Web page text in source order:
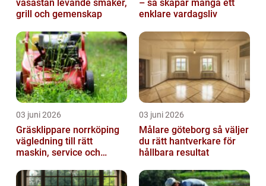
vasastan levande smaker,
grill och gemenskap
– så skapar många ett
enklare vardagsliv
03 juni 2026
Gräsklippare norrköping
vägledning till rätt
maskin, service och
03 juni 2026
Målare göteborg så väljer
du rätt hantverkare för
hållbara resultat